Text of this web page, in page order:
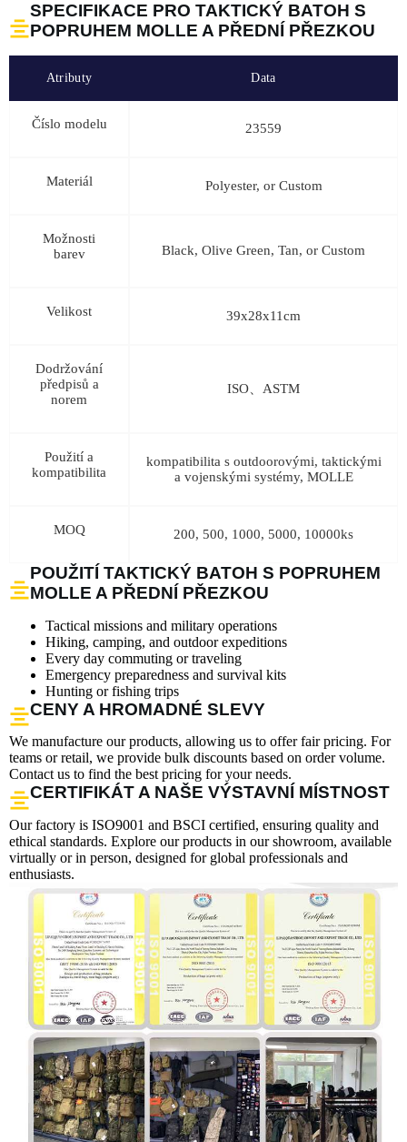
SPECIFIKACE PRO TAKTICKÝ BATOH S
POPRUHEM MOLLE A PŘEDNÍ PŘEZKOU
Atributy Data
Číslo modelu 23559
Materiál Polyester, or Custom
Možnosti
barev
Black, Olive Green, Tan, or Custom
Velikost 39x28x11cm
Dodržování
předpisů a
norem
ISO、ASTM
Použití a
kompatibilita
kompatibilita s outdoorovými, taktickými
a vojenskými systémy, MOLLE
MOQ 200, 500, 1000, 5000, 10000ks
POUŽITÍ TAKTICKÝ BATOH S POPRUHEM
MOLLE A PŘEDNÍ PŘEZKOU
Tactical missions and military operations
Hiking, camping, and outdoor expeditions
Every day commuting or traveling
Emergency preparedness and survival kits
Hunting or fishing trips
CENY A HROMADNÉ SLEVY
We manufacture our products, allowing us to offer fair pricing. For
teams or retail, we provide bulk discounts based on order volume.
Contact us to find the best pricing for your needs.
CERTIFIKÁT A NAŠE VÝSTAVNÍ MÍSTNOST
Our factory is ISO9001 and BSCI certified, ensuring quality and
ethical standards. Explore our products in our showroom, available
virtually or in person, designed for global professionals and
enthusiasts.